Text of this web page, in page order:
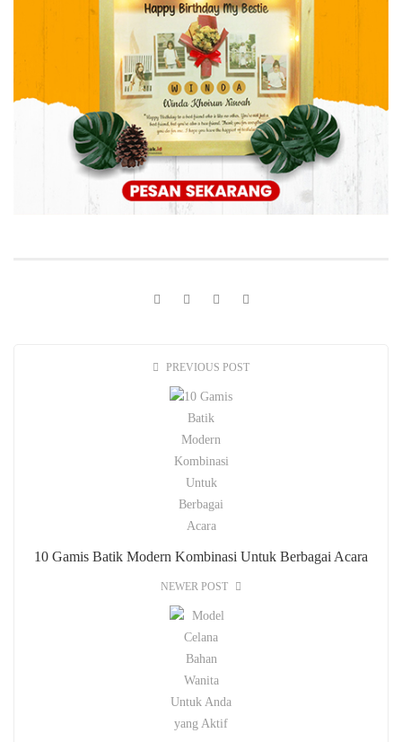
PREVIOUS POST
10 Gamis Batik Modern Kombinasi Untuk Berbagai Acara
NEWER POST